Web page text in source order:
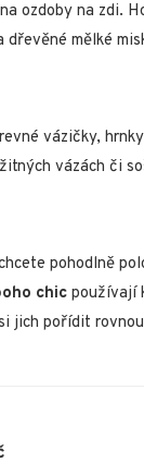
ozdoby na zdi.
mělké
vázičky,
vázách či
pohodlně
chic používají
jich pořídit